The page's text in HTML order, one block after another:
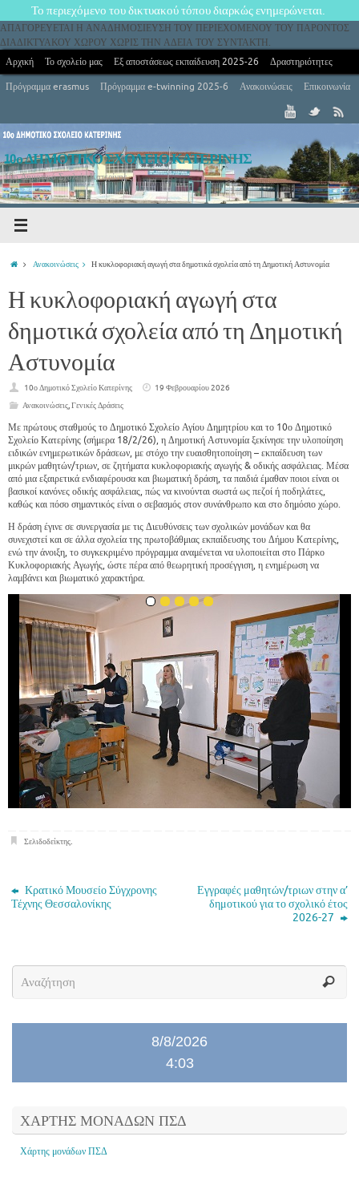
Το περιεχόμενο του δικτυακού τόπου διαρκώς ενημερώνεται.
ΑΠΑΓΟΡΕΥΕΤΑΙ Η ΑΝΑΔΗΜΟΣΙΕΥΣΗ ΤΟΥ ΠΕΡΙΕΧΟΜΕΝΟΥ ΤΟΥ ΠΑΡΟΝΤΟΣ
ΔΙΑΔΙΚΤΥΑΚΟΥ ΧΩΡΟΥ ΧΩΡΙΣ ΤΗΝ ΑΔΕΙΑ ΤΟΥ ΣΥΝΤΑΚΤΗ.
Αρχική
Το σχολείο μας Εξ αποστάσεως εκπαίδευση 2025-26
Δραστηριότητες
Πρόγραμμα erasmus
Πρόγραμμα e-twinning 2025-6 Ανακοινώσεις Επικοινωνία
10ο ΔΗΜΟΤΙΚΟ ΣΧΟΛΕΙΟ ΚΑΤΕΡΙΝΗΣ
10ο Δημοτικό Σχολείο Κατερίνης
Ανακοινώσεις Η κυκλοφοριακή αγωγή στα δημοτικά σχολεία από τη Δημοτική Αστυνομία
Η κυκλοφοριακή αγωγή στα
δημοτικά σχολεία από τη Δημοτική
Αστυνομία
10ο Δημοτικό Σχολείο Κατερίνης
19 Φεβρουαρίου 2026
Ανακοινώσεις,Γενικές Δράσεις
Με πρώτους σταθμούς το Δημοτικό Σχολείο Αγίου Δημητρίου και το 10ο Δημοτικό
Σχολείο Κατερίνης (σήμερα 18/2/26), η Δημοτική Αστυνομία ξεκίνησε την υλοποίηση
ειδικών ενημερωτικών δράσεων, με στόχο την ευαισθητοποίηση – εκπαίδευση των
μικρών μαθητών/τριων, σε ζητήματα κυκλοφοριακής αγωγής & οδικής ασφάλειας. Μέσα
από μια εξαιρετικά ενδιαφέρουσα και βιωματική δράση, τα παιδιά έμαθαν ποιοι είναι οι
βασικοί κανόνες οδικής ασφάλειας, πώς να κινούνται σωστά ως πεζοί ή ποδηλάτες,
καθώς και πόσο σημαντικός είναι ο σεβασμός στον συνάνθρωπο και στο δημόσιο χώρο.
Η δράση έγινε σε συνεργασία με τις Διευθύνσεις των σχολικών μονάδων και θα
συνεχιστεί και σε άλλα σχολεία της πρωτοβάθμιας εκπαίδευσης του Δήμου Κατερίνης,
ενώ την άνοιξη, το συγκεκριμένο πρόγραμμα αναμένεται να υλοποιείται στο Πάρκο
Κυκλοφοριακής Αγωγής, ώστε πέρα από θεωρητική προσέγγιση, η ενημέρωση να
λαμβάνει και βιωματικό χαρακτήρα.
Σελιδοδείκτης.
Κρατικό Μουσείο Σύγχρονης
Τέχνης Θεσσαλονίκης
Εγγραφές μαθητών/τριων στην α’
δημοτικού για το σχολικό έτος
2026-27
8/8/2026
4:03
ΧΑΡΤΗΣ ΜΟΝΑΔΩΝ ΠΣΔ
Χάρτης μονάδων ΠΣΔ